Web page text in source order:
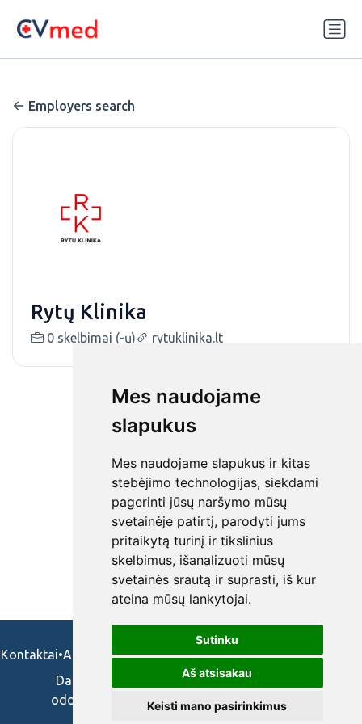
Mes naudojame
slapukus
Mes naudojame slapukus ir kitas
stebėjimo technologijas, siekdami
pagerinti jūsų naršymo mūsų
svetainėje patirtį, parodyti jums
pritaikytą turinį ir tikslinius
skelbimus, išanalizuoti mūsų
svetainės srautą ir suprasti, iš kur
ateina mūsų lankytojai.
Sutinku
Aš atsisakau
Keisti mano pasirinkimus
Employers search
Rytų Klinika
0 skelbimai (-ų) rytuklinika.lt
Kontaktai•Apie mus•Naudojimosi taisykės•Privatumo politika
Darbo skelbimai ir pasiūlymai: gydytojams,
odontologams, slaugytojams, veterinarams,